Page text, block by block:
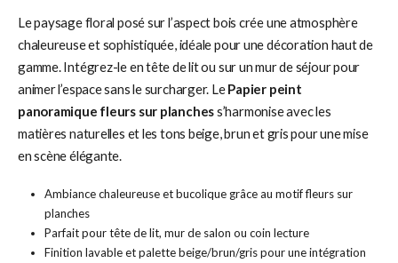
Le paysage floral posé sur l’aspect bois crée une atmosphère
chaleureuse et sophistiquée, idéale pour une décoration haut de
gamme. Intégrez-le en tête de lit ou sur un mur de séjour pour
animer l’espace sans le surcharger. LePapier peint
panoramique fleurs sur planchess’harmonise avec les
matières naturelles et les tons beige, brun et gris pour une mise
en scène élégante.
Ambiance chaleureuse et bucolique grâce au motif fleurs sur
planches
Parfait pour tête de lit, mur de salon ou coin lecture
Finition lavable et palette beige/brun/gris pour une intégration